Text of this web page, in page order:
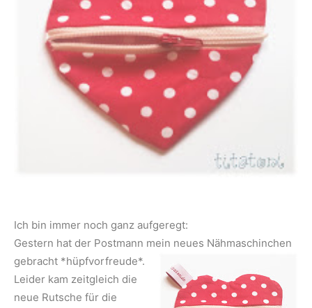
Ich bin immer noch ganz aufgeregt:
Gestern hat der Postmann mein neues Nähmaschinchen
gebracht *hüpfvorfreude*.
Leider kam zeitgleich die
neue Rutsche für die